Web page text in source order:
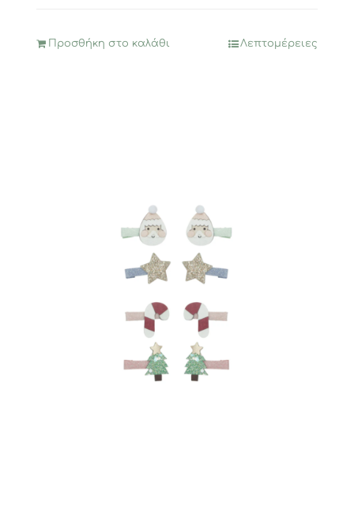
Προσθήκη στο καλάθι Λεπτομέρειες